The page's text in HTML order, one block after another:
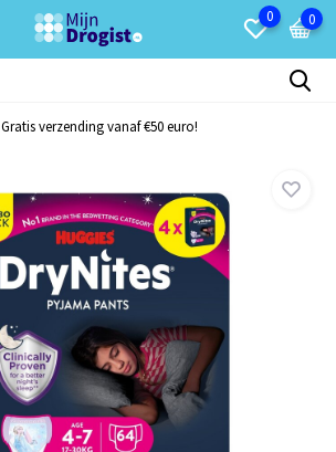
0 0
Gratis verzending vanaf €50 euro!